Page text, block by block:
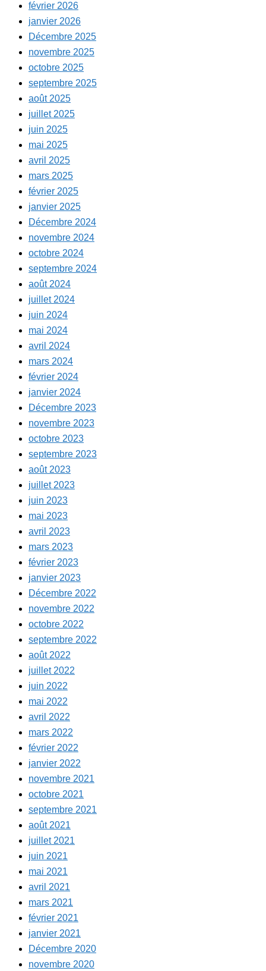
février 2026
janvier 2026
Décembre 2025
novembre 2025
octobre 2025
septembre 2025
août 2025
juillet 2025
juin 2025
mai 2025
avril 2025
mars 2025
février 2025
janvier 2025
Décembre 2024
novembre 2024
octobre 2024
septembre 2024
août 2024
juillet 2024
juin 2024
mai 2024
avril 2024
mars 2024
février 2024
janvier 2024
Décembre 2023
novembre 2023
octobre 2023
septembre 2023
août 2023
juillet 2023
juin 2023
mai 2023
avril 2023
mars 2023
février 2023
janvier 2023
Décembre 2022
novembre 2022
octobre 2022
septembre 2022
août 2022
juillet 2022
juin 2022
mai 2022
avril 2022
mars 2022
février 2022
janvier 2022
novembre 2021
octobre 2021
septembre 2021
août 2021
juillet 2021
juin 2021
mai 2021
avril 2021
mars 2021
février 2021
janvier 2021
Décembre 2020
novembre 2020